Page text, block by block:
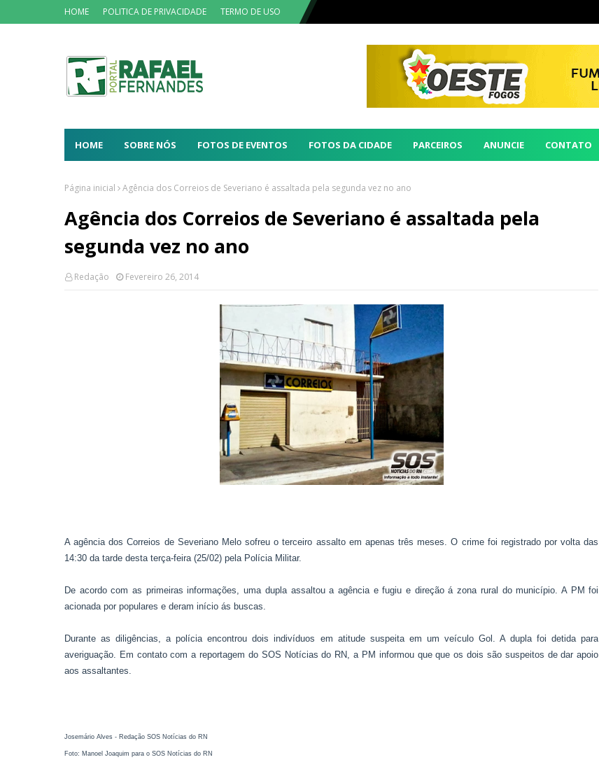
HOME POLITICA DE PRIVACIDADE TERMO DE USO
HOME SOBRE NÓS FOTOS DE EVENTOS FOTOS DA CIDADE PARCEIROS ANUNCIE CONTATO
Página inicial Agência dos Correios de Severiano é assaltada pela segunda vez no ano
Agência dos Correios de Severiano é assaltada pela
segunda vez no ano
Redação Fevereiro 26, 2014
A agência dos Correios de Severiano Melo sofreu o terceiro assalto em apenas três meses. O crime foi registrado por volta das
14:30 da tarde desta terça-feira (25/02) pela Polícia Militar.
De acordo com as primeiras informações, uma dupla assaltou a agência e fugiu e direção á zona rural do município. A PM foi
acionada por populares e deram início ás buscas.
Durante as diligências, a polícia encontrou dois indivíduos em atitude suspeita em um veículo Gol. A dupla foi detida para
averiguação. Em contato com a reportagem do SOS Notícias do RN, a PM informou que que os dois são suspeitos de dar apoio
aos assaltantes.
Josemário Alves - Redação SOS Notícias do RN
Foto: Manoel Joaquim para o SOS Notícias do RN